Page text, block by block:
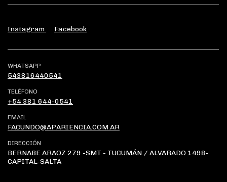
Instagram Facebook
WHATSAPP
543816440541
TELÉFONO
+54 381 644-0541
EMAIL
FACUNDO@APARIENCIA.COM.AR
DIRECCIÓN
BERNABE ARAOZ 279 -SMT - TUCUMÁN / ALVARADO 1498-
CAPITAL-SALTA